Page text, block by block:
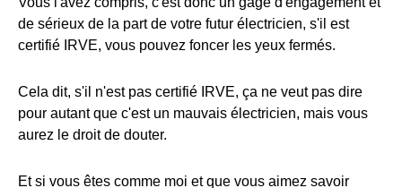
de sérieux de la part de votre futur électricien, s'il est
certifié IRVE, vous pouvez foncer les yeux fermés.
Cela dit, s'il n'est pas certifié IRVE, ça ne veut pas dire
pour autant que c'est un mauvais électricien, mais vous
aurez le droit de douter.
Et si vous êtes comme moi et que vous aimez savoir